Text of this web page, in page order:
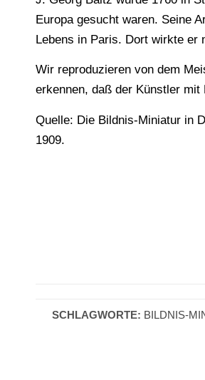
Europa gesucht waren. Seine
Lebens in Paris. Dort wirkte er
Wir reproduzieren von dem
erkennen, daß der Künstler
Quelle: Die Bildnis-Miniatur in
1909.
SCHLAGWORTE: BILDNIS-